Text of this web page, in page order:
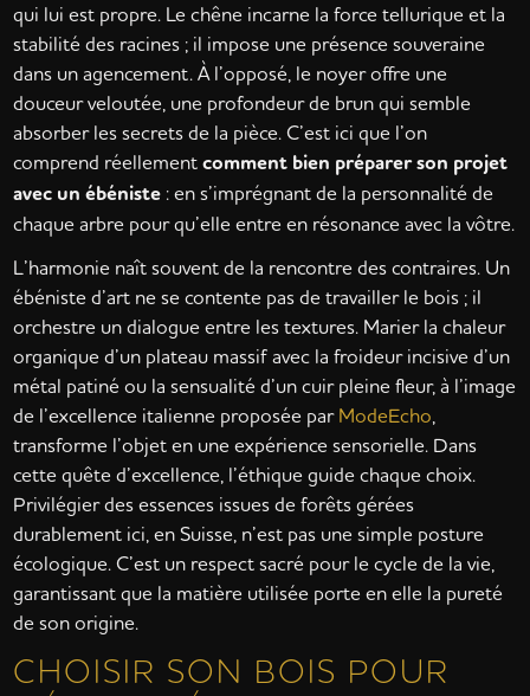
qui lui est propre. Le chêne incarne la force tellurique et la
stabilité des racines ; il impose une présence souveraine
dans un agencement. À l’opposé, le noyer offre une
douceur veloutée, une profondeur de brun qui semble
absorber les secrets de la pièce. C’est ici que l’on
comprend réellementcomment bien préparer son projet
avec un ébéniste : en s’imprégnant de la personnalité de
chaque arbre pour qu’elle entre en résonance avec la vôtre.
L’harmonie naît souvent de la rencontre des contraires. Un
ébéniste d’art ne se contente pas de travailler le bois ; il
orchestre un dialogue entre les textures. Marier la chaleur
organique d’un plateau massif avec la froideur incisive d’un
métal patiné ou la sensualité d’un cuir pleine fleur, à l’image
de l’excellence italienne proposée parModeEcho
transforme l’objet en une expérience sensorielle. Dans
cette quête d’excellence, l’éthique guide chaque choix.
Privilégier des essences issues de forêts gérées
durablement ici, en Suisse, n’est pas une simple posture
écologique. C’est un respect sacré pour le cycle de la vie,
garantissant que la matière utilisée porte en elle la pureté
de son origine.
CHOISIR SON BOIS POUR